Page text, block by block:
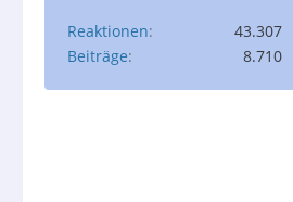
Reaktionen
43.307
Beiträge
8.710